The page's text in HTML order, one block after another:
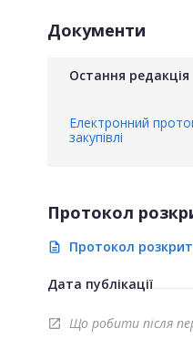
Документи
Остання редакція
Електронний
закупівлі
Протокол
description Протокол
Дата публікації
open_in_new Що робити після